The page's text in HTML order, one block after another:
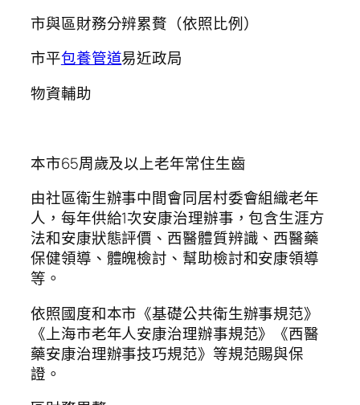
市與區財務分辨累贅（依照比例）
市平包養管道易近政局
物資輔助
本市65周歲及以上老年常住生齒
由社區衛生辦事中間會同居村委會組織老年
人，每年供給1次安康治理辦事，包含生涯方
法和安康狀態評價、西醫體質辨識、西醫藥
保健領導、體魄檢討、幫助檢討和安康領導
等。
依照國度和本市《基礎公共衛生辦事規范》
《上海市老年人安康治理辦事規范》《西醫
藥安康治理辦事技巧規范》等規范賜與保
證。